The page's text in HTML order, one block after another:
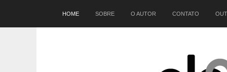
HOME SOBRE O AUTOR CONTATO Início